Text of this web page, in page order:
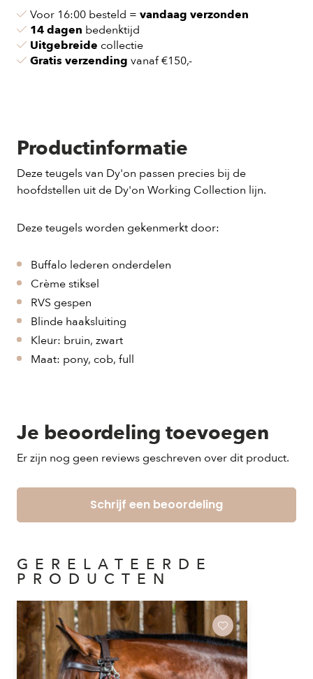
Voor 16:00 besteld = vandaag verzonden
14 dagen bedenktijd
Uitgebreide collectie
Gratis verzending vanaf €150,-
Productinformatie
Deze teugels van Dy'on passen precies bij de
hoofdstellen uit de Dy'on Working Collection lijn.
Deze teugels worden gekenmerkt door:
Buffalo lederen onderdelen
Crème stiksel
RVS gespen
Blinde haaksluiting
Kleur: bruin, zwart
Maat: pony, cob, full
Je beoordeling toevoegen
Er zijn nog geen reviews geschreven over dit product.
Schrijf een beoordeling
GERELATEERDE
PRODUCTEN